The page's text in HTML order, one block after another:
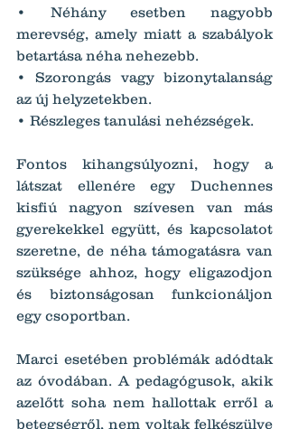
• Néhány esetben nagyobb
merevség, amely miatt a szabályok
betartása néha nehezebb.
• Szorongás vagy bizonytalanság
az új helyzetekben.
• Részleges tanulási nehézségek.
Fontos kihangsúlyozni, hogy a
látszat ellenére egy Duchennes
kisfiú nagyon szívesen van más
gyerekekkel együtt, és kapcsolatot
szeretne, de néha támogatásra van
szüksége ahhoz, hogy eligazodjon
és biztonságosan funkcionáljon
egy csoportban.
Marci esetében problémák adódtak
az óvodában. A pedagógusok, akik
azelőtt soha nem hallottak erről a
betegségről, nem voltak felkészülve